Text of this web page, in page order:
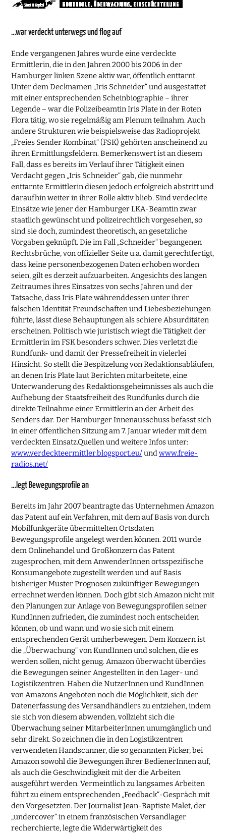
…war verdeckt unterwegs und flog auf
Ende vergangenen Jahres wurde eine verdeckte
Ermittlerin, die in den Jahren 2000 bis 2006 in der
Hamburger linken Szene aktiv war, öffentlich enttarnt.
Unter dem Decknamen „Iris Schneider“ und ausgestattet
mit einer entsprechenden Scheinbiographie – ihrer
Legende – war die Polizeibeamtin Iris Plate in der Roten
Flora tätig, wo sie regelmäßig am Plenum teilnahm. Auch
andere Strukturen wie beispielsweise das Radioprojekt
„Freies Sender Kombinat“ (FSK) gehörten anscheinend zu
ihren Ermittlungsfeldern. Bemerkenswert ist an diesem
Fall, dass es bereits im Verlauf ihrer Tätigkeit einen
Verdacht gegen „Iris Schneider“ gab, die nunmehr
enttarnte Ermittlerin diesen jedoch erfolgreich abstritt und
daraufhin weiter in ihrer Rolle aktiv blieb. Sind verdeckte
Einsätze wie jener der Hamburger LKA-Beamtin zwar
staatlich gewünscht und polizeirechtlich vorgesehen, so
sind sie doch, zumindest theoretisch, an gesetzliche
Vorgaben geknüpft. Die im Fall „Schneider“ begangenen
Rechtsbrüche, von offizieller Seite u.a. damit gerechtfertigt,
dass keine personenbezogenen Daten erhoben worden
seien, gilt es derzeit aufzuarbeiten. Angesichts des langen
Zeitraumes ihres Einsatzes von sechs Jahren und der
Tatsache, dass Iris Plate währenddessen unter ihrer
falschen Identität Freundschaften und Liebesbeziehungen
führte, lässt diese Behauptungen als schiere Absurditäten
erscheinen. Politisch wie juristisch wiegt die Tätigkeit der
Ermittlerin im FSK besonders schwer. Dies verletzt die
Rundfunk- und damit der Pressefreiheit in vielerlei
Hinsicht. So stellt die Bespitzelung von Redaktionsabläufen,
an denen Iris Plate laut Berichten mitarbeitete, eine
Unterwanderung des Redaktionsgeheimnisses als auch die
Aufhebung der Staatsfreiheit des Rundfunks durch die
direkte Teilnahme einer Ermittlerin an der Arbeit des
Senders dar. Der Hamburger Innenausschuss befasst sich
in einer öffentlichen Sitzung am 7. Januar wieder mit dem
verdeckten Einsatz.Quellen und weitere Infos unter:
www.verdeckteermittler.blogsport.eu/undwww.freie-
radios.net/
…legt Bewegungsprofile an
Bereits im Jahr 2007 beantragte das Unternehmen Amazon
das Patent auf ein Verfahren, mit dem auf Basis von durch
Mobilfunkgeräte übermittelten Ortsdaten
Bewegungsprofile angelegt werden können. 2011 wurde
dem Onlinehandel und Großkonzern das Patent
zugesprochen, mit dem AnwenderInnen ortsspezifische
Konsumangebote zugestellt werden und auf Basis
bisheriger Muster Prognosen zukünftiger Bewegungen
errechnet werden können. Doch gibt sich Amazon nicht mit
den Planungen zur Anlage von Bewegungsprofilen seiner
KundInnen zufrieden, die zumindest noch entscheiden
können, ob und wann und wo sie sich mit einem
entsprechenden Gerät umherbewegen. Dem Konzern ist
die „Überwachung“ von KundInnen und solchen, die es
werden sollen, nicht genug. Amazon überwacht überdies
die Bewegungen seiner Angestellten in den Lager- und
Logistikzentren. Haben die NutzerInnen und KundInnen
von Amazons Angeboten noch die Möglichkeit, sich der
Datenerfassung des Versandhändlers zu entziehen, indem
sie sich von diesem abwenden, vollzieht sich die
Überwachung seiner MitarbeiterInnen unumgänglich und
sehr direkt. So zeichnen die in den Logistikzentren
verwendeten Handscanner, die so genannten Picker, bei
Amazon sowohl die Bewegungen ihrer BedienerInnen auf,
als auch die Geschwindigkeit mit der die Arbeiten
ausgeführt werden. Vermeintlich zu langsames Arbeiten
führt zu einem entsprechenden „Feedback“-Gespräch mit
den Vorgesetzten. Der Journalist Jean-Baptiste Malet, der
„undercover” in einem französischen Versandlager
recherchierte, legte die Widerwärtigkeit des